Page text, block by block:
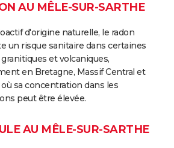
AU MÊLE-SUR-SARTHE
d'origine naturelle, le radon
un risque sanitaire dans certaines
et volcaniques,
en Bretagne, Massif Central et
où sa concentration dans les
peut être élevée.
AU MÊLE-SUR-SARTHE